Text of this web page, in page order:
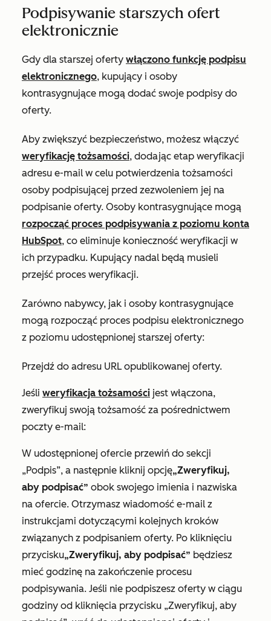
Podpisywanie starszych ofert
elektronicznie
Gdy dla starszej oferty włączono funkcję podpisu
elektronicznego, kupujący i osoby
kontrasygnujące mogą dodać swoje podpisy do
oferty.
Aby zwiększyć bezpieczeństwo, możesz włączyć
weryfikację tożsamości, dodając etap weryfikacji
adresu e-mail w celu potwierdzenia tożsamości
osoby podpisującej przed zezwoleniem jej na
podpisanie oferty. Osoby kontrasygnujące mogą
rozpocząć proces podpisywania z poziomu konta
HubSpot, co eliminuje konieczność weryfikacji w
ich przypadku. Kupujący nadal będą musieli
przejść proces weryfikacji.
Zarówno nabywcy, jak i osoby kontrasygnujące
mogą rozpocząć proces podpisu elektronicznego
z poziomu udostępnionej starszej oferty:
Przejdź do adresu URL opublikowanej oferty.
Jeśli weryfikacja tożsamości jest włączona,
zweryfikuj swoją tożsamość za pośrednictwem
poczty e-mail:
W udostępnionej ofercie przewiń do sekcji
„Podpis”, a następnie kliknij opcję„Zweryfikuj,
aby podpisać” obok swojego imienia i nazwiska
na ofercie. Otrzymasz wiadomość e-mail z
instrukcjami dotyczącymi kolejnych kroków
związanych z podpisaniem oferty. Po kliknięciu
przycisku„Zweryfikuj, aby podpisać” będziesz
mieć godzinę na zakończenie procesu
podpisywania. Jeśli nie podpiszesz oferty w ciągu
godziny od kliknięcia przycisku „Zweryfikuj, aby